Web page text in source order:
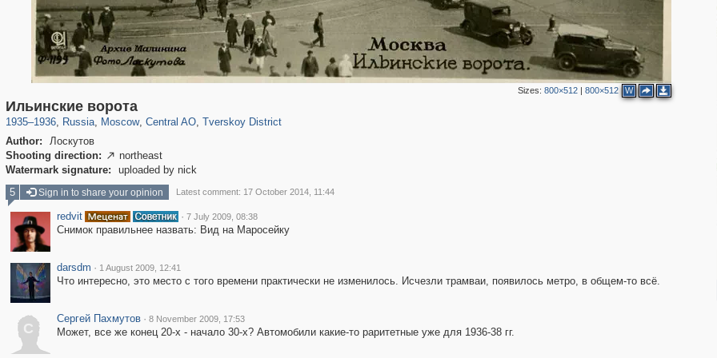
Sizes: 800×512| 800×512 W
Ильинские ворота
1935–1936, Russia
1,405,758
, Moscow
319,716 8,286
, Central AO
159,930
, Tverskoy District
Author:
Лоскутов
Shooting direction:  northeast
Watermark signature:
uploaded by nick
5 Sign in to share your opinion Latest comment: 17 October 2014, 11:44
redvit · 7 July 2009, 08:38
Снимок правильнее назвать: Вид на Маросейку
darsdm · 1 August 2009, 12:41
Что интересно, это место с того времени практически не изменилось. Исчезли трамваи, появилось метро, в общем-то всё.
С
Сергей Пахмутов · 8 November 2009, 17:53
Может, все же конец 20-х - начало 30-х? Автомобили какие-то раритетные уже для 1936-38 гг.